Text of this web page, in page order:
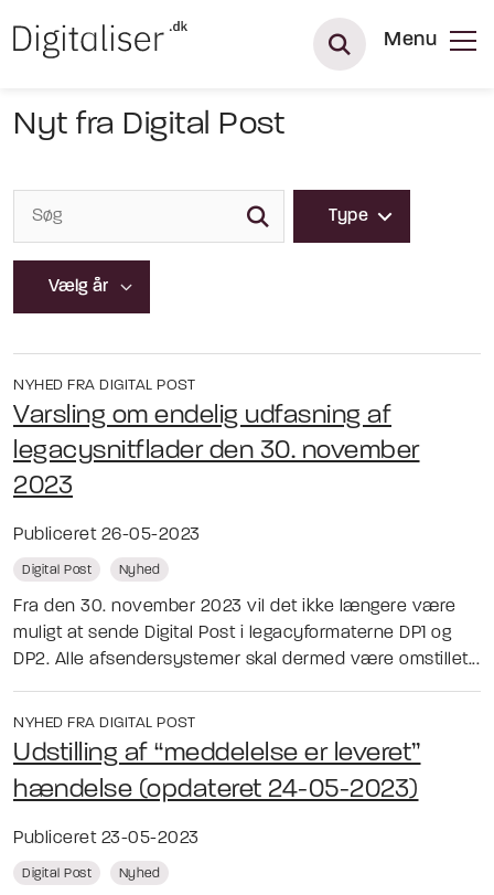
Menu
Nyt fra Digital Post
Type
NYHED FRA DIGITAL POST
Varsling om endelig udfasning af
legacysnitflader den 30. november
2023
Publiceret 26-05-2023
Digital Post Nyhed
Fra den 30. november 2023 vil det ikke længere være
muligt at sende Digital Post i legacyformaterne DP1 og
DP2. Alle afsendersystemer skal dermed være omstillet...
NYHED FRA DIGITAL POST
Udstilling af “meddelelse er leveret”
hændelse (opdateret 24-05-2023)
Publiceret 23-05-2023
Digital Post Nyhed